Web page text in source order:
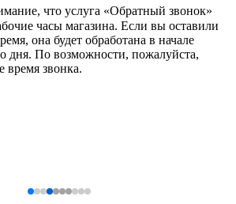
что услуга «Обратный звонок»
часы магазина. Если вы оставили
она будет обработана в начале
дня. По возможности, пожалуйста,
время звонка.